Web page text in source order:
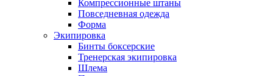
Компрессионные штаны
Повседневная одежда
Форма
Экипировка
Бинты боксерские
Тренерская экипировка
Шлема